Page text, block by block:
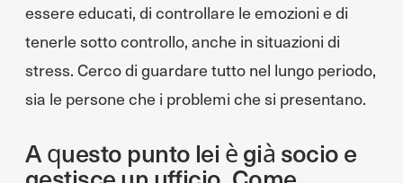
essere educati, di controllare le emozioni e di
tenerle sotto controllo, anche in situazioni di
stress. Cerco di guardare tutto nel lungo periodo,
sia le persone che i problemi che si presentano.
A questo punto lei è già socio e